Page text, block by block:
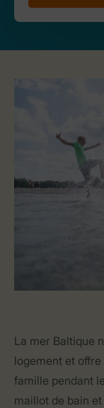
La mer Baltique
logement et
famille pendant
maillot de bain